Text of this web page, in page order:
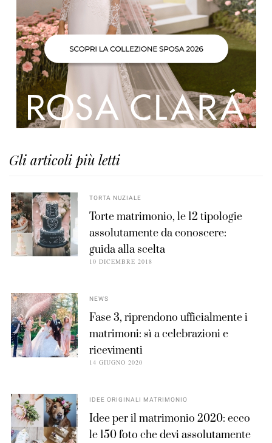
Gli articoli più letti
TORTA NUZIALE
Torte matrimonio, le 12 tipologie
assolutamente da conoscere:
guida alla scelta
10 DICEMBRE 2018
NEWS
Fase 3, riprendono ufficialmente i
matrimoni: sì a celebrazioni e
ricevimenti
14 GIUGNO 2020
IDEE ORIGINALI MATRIMONIO
Idee per il matrimonio 2020: ecco
le 150 foto che devi assolutamente